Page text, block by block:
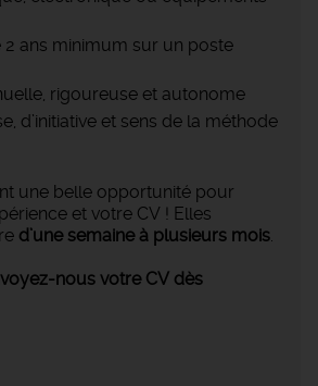
2 ans minimum sur un poste
rigoureuse et autonome
d’initiative et sens de la méthode
une belle opportunité pour
et votre CV ! Elles
d’une semaine à plusieurs mois.
nous votre CV dès